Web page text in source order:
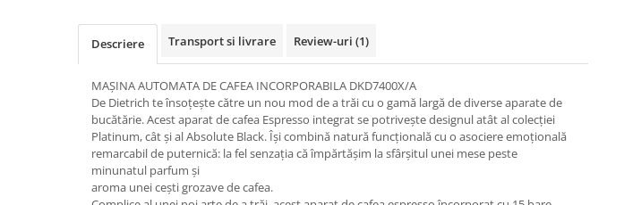
Descriere Transport si livrare Review-uri (1)
MAȘINA AUTOMATA DE CAFEA INCORPORABILA DKD7400X/A
De Dietrich te însoțește către un nou mod de a trăi cu o gamă largă de diverse aparate de
bucătărie. Acest aparat de cafea Espresso integrat se potrivește designul atât al colecției
Platinum, cât și al Absolute Black. Își combină natură funcţională cu o asociere emoţională
remarcabil de puternică: la fel senzația că împărtășim la sfârșitul unei mese peste
minunatul parfum și
aroma unei cești grozave de cafea.